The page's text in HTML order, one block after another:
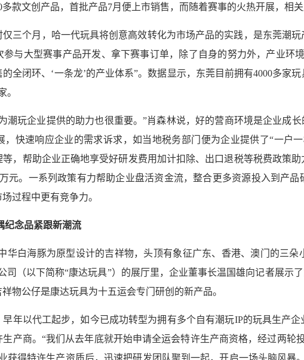
款文创产品，首批产品7月便上市销售，而随着赛事的火热开展，相关
三个月，哈一代玩具将创意高效转化为市场产品的实践，是东莞潮
与大型赛事产品开发、拿下赛事订单，除了自身的努力外，产业环
全闭环、‘一条龙’的产业体系”。数据显示，东莞目前拥有4000多家
。
潮玩企业提供的助力也很重要。”肖森林说，好的营商环境是企业成
，快速响应企业的需求诉求，如当地税务部门便为企业提供了“一户
，帮助企业正确地享受好研发费用加计扣除、出口退税等税费政策
元。一系列政策有力帮助企业盘活资金流，整合更多资源投入到产
过程中更有竞争力。
纪念品紧跟新潮流
华白海豚为原型设计的吉祥物，头顶有象征广东、香港、澳门的三
司（以下简称“康达玩具”）的展厅里，企业董事长温国雄向记者展示
物公仔是康达玩具为十五运会专门研创的新产品。
早年以代工起步，如今已成功转型为拥有多个自有潮玩IP的玩具生产
产商。“我们从去年底就开始申请全运会特许生产商资格，经过两轮
获得特许生产资质后，迅速把研发团队聚到一起，开启一场头脑风暴